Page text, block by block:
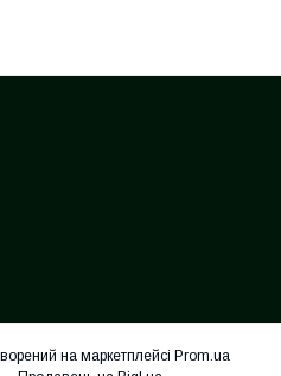
на маркетплейсі Prom.ua